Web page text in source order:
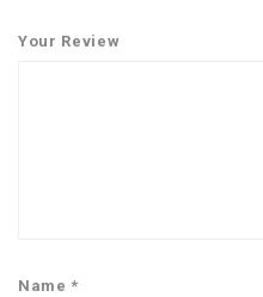
Your Review
Name*